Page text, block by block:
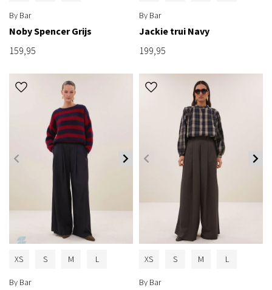
By Bar
Noby Spencer Grijs
159,95
By Bar
Jackie trui Navy
199,95
XS S M L
By Bar
XS S M L
By Bar